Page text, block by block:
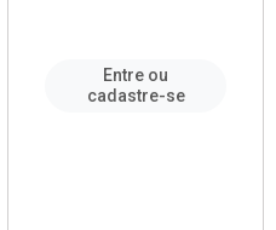
Entre ou
cadastre-se